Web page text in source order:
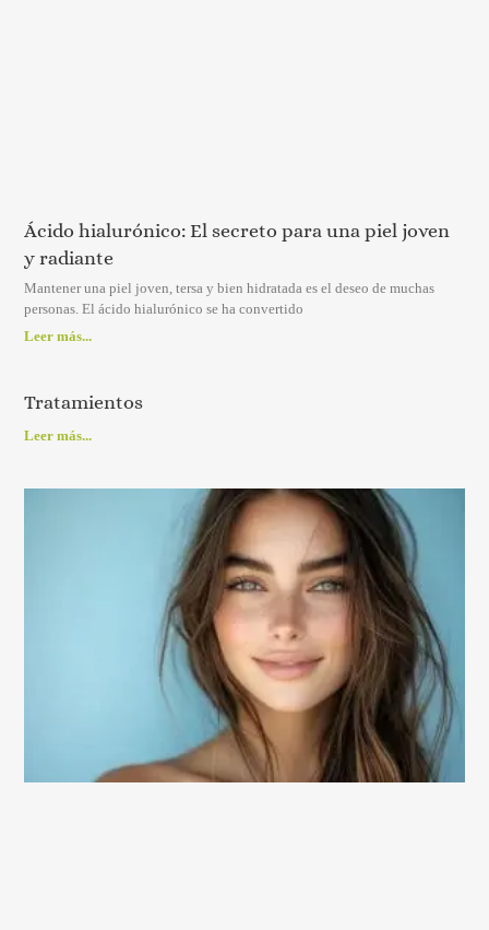
Ácido hialurónico: El secreto para una piel joven
y radiante
Mantener una piel joven, tersa y bien hidratada es el deseo de muchas
personas. El ácido hialurónico se ha convertido
Leer más...
Tratamientos
Leer más...